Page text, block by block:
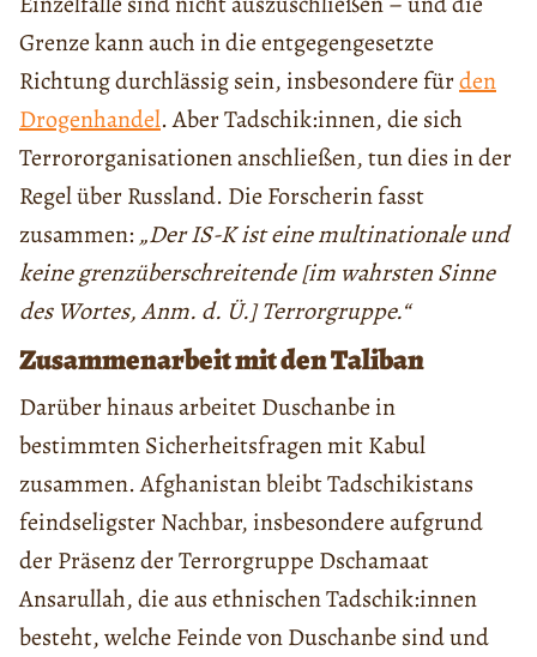
Grenze kann auch in die entgegengesetzte
Richtung durchlässig sein, insbesondere fürden
Drogenhandel. Aber Tadschik:innen, die sich
Terrororganisationen anschließen, tun dies in der
Regel über Russland. Die Forscherin fasst
zusammen: „Der IS-K ist eine multinationale und
keine grenzüberschreitende [im wahrsten Sinne
des Wortes, Anm. d. Ü.] Terrorgruppe.“
Zusammenarbeit mit den Taliban
Darüber hinaus arbeitet Duschanbe in
bestimmten Sicherheitsfragen mit Kabul
zusammen. Afghanistan bleibt Tadschikistans
feindseligster Nachbar, insbesondere aufgrund
der Präsenz der Terrorgruppe Dschamaat
Ansarullah, die aus ethnischen Tadschik:innen
besteht, welche Feinde von Duschanbe sind und